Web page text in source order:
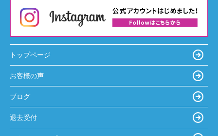
トップページ
お客様の声
ブログ
退去受付